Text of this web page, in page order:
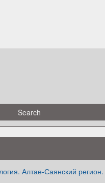
Алтае-Саянский регион.